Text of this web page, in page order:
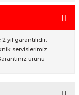
2 yıl garantilidir.
servislerimiz
ürünü